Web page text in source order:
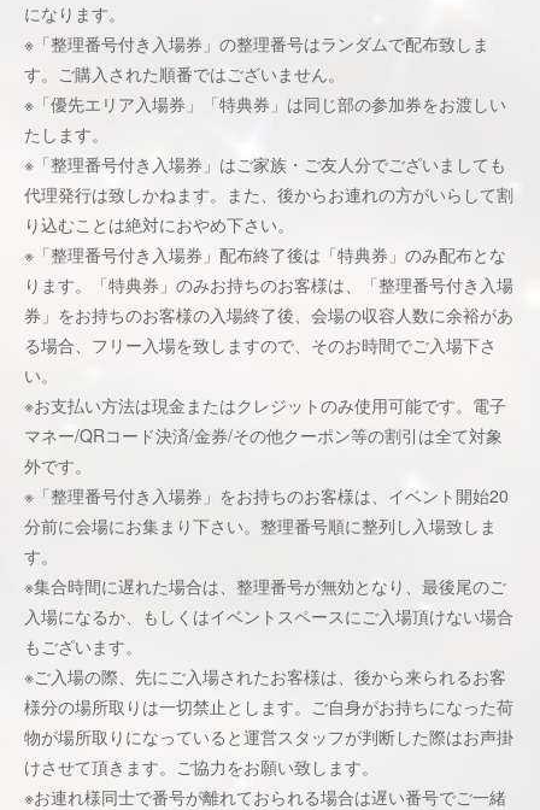
になります。
※「整理番号付き入場券」の整理番号はランダムで配布致しま
す。ご購入された順番ではございません。
※「優先エリア入場券」「特典券」は同じ部の参加券をお渡しい
たします。
※「整理番号付き入場券」はご家族・ご友人分でございましても
代理発行は致しかねます。また、後からお連れの方がいらして割
り込むことは絶対におやめ下さい。
※「整理番号付き入場券」配布終了後は「特典券」のみ配布とな
ります。「特典券」のみお持ちのお客様は、「整理番号付き入場
券」をお持ちのお客様の入場終了後、会場の収容人数に余裕があ
る場合、フリー入場を致しますので、そのお時間でご入場下さ
い。
※お支払い方法は現金またはクレジットのみ使用可能です。電子
マネー/QRコード決済/金券/その他クーポン等の割引は全て対象
外です。
※「整理番号付き入場券」をお持ちのお客様は、イベント開始20
分前に会場にお集まり下さい。整理番号順に整列し入場致しま
す。
※集合時間に遅れた場合は、整理番号が無効となり、最後尾のご
入場になるか、もしくはイベントスペースにご入場頂けない場合
もございます。
※ご入場の際、先にご入場されたお客様は、後から来られるお客
様分の場所取りは一切禁止とします。ご自身がお持ちになった荷
物が場所取りになっていると運営スタッフが判断した際はお声掛
けさせて頂きます。ご協力をお願い致します。
※お連れ様同士で番号が離れておられる場合は遅い番号でご一緒